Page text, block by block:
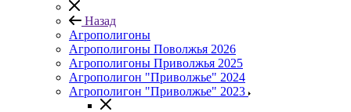
Назад
Агрополигоны
Агрополигоны Поволжья 2026
Агрополигоны Приволжья 2025
Агрополигон "Приволжье" 2024
Агрополигон "Приволжье" 2023